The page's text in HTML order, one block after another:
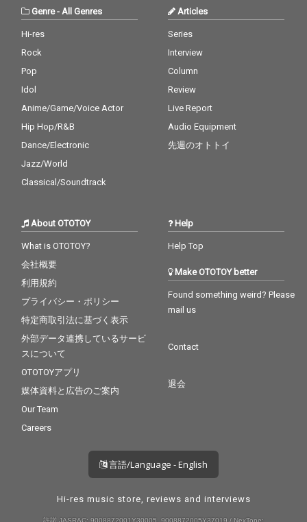
Genre- All Genres
Hi-res
Rock
Pop
Idol
Anime/Game/Voice Actor
Hip Hop/R&B
Dance/Electronic
Jazz/World
Classical/Soundtrack
Articles
Series
Interview
Column
Review
Live Report
Audio Equipment
先週のオトトイ
About OTOTOY
What is OTOTOY?
会社概要
利用規約
プライバシー・ポリシー
特定商取引法に基づく表示
外部データ連携しているサービ
スについて
OTOTOYアプリ
媒体資料と広告のご案内
Our Team
Careers
Help
Help Top
Make OTOTOY better
Found something weird? Please
mail us
Contact
退会
言語/Language - English
Hi-res music store, reviews and interviews
許諾 JASRAC: 9008872001Y30005, 9008872005Y37019 / NexTone: